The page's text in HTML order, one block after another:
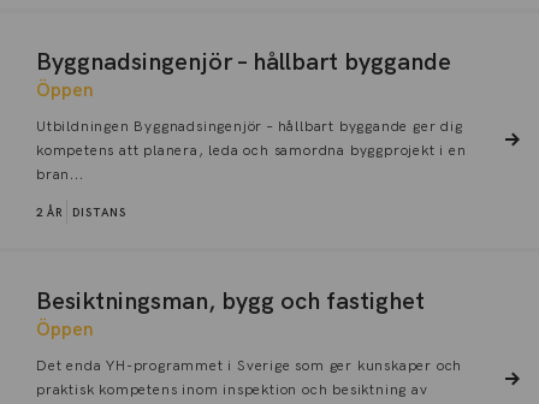
Byggnadsingenjör – hållbart byggande
Öppen
Utbildningen Byggnadsingenjör – hållbart byggande ger dig
kompetens att planera, leda och samordna byggprojekt i en
bran...
2 ÅR DISTANS
Besiktningsman, bygg och fastighet
Öppen
Det enda YH-programmet i Sverige som ger kunskaper och
praktisk kompetens inom inspektion och besiktning av